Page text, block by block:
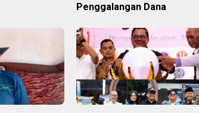
Penggalangan Dana